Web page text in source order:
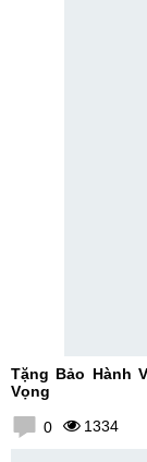
Tặng Bảo Hành
Vọng
0 1334